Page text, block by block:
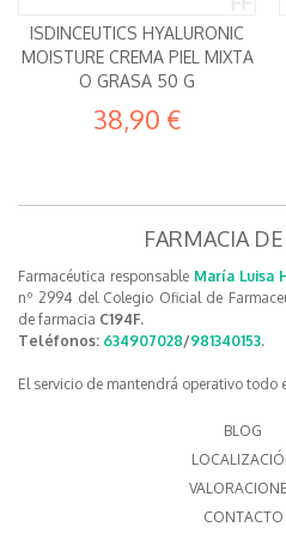
ISDINCEUTICS HYALURONIC
MOISTURE CREMA PIEL MIXTA
O GRASA 50 G
38,90 €
FARMACIA
Farmacéutica responsable María Luisa
nº 2994 del Colegio Oficial de
de farmacia C194F.
Teléfonos: 634907028/981340153.
El servicio de mantendrá operativo todo
BLOG
CONTACTO